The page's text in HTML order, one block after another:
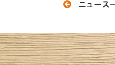
ニュース